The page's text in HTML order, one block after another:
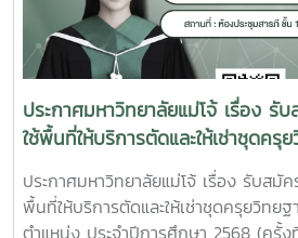
ประกาศมหาวิทยาลัยแม่โจ้ เรื่อง รั
ใช้พื้นที่ให้บริการตัดและให้เช่าชุดครุ
ประจำตำแหน่ง ประจำปีการศึกษา
ประจำปีการศึกษา 2569 (ครั้งที่
ศึกษา 2570 (ครั้งที่ 51)
ประกาศมหาวิทยาลัยแม่โจ้ เรื่อง รับสมั
พื้นที่ให้บริการตัดและให้เช่าชุดครุยวิทยฐ
ตำแหน่ง ประจำปีการศึกษา 2568 (ครั้